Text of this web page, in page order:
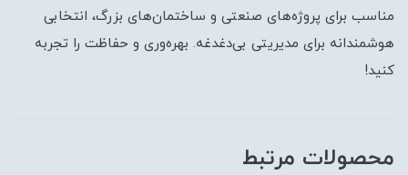
مناسب برای پروژه‌های صنعتی و ساختمان‌های بزرگ، انتخابی
هوشمندانه برای مدیریتی بی‌دغدغه. بهره‌وری و حفاظت را تجربه
کنید!
محصولات مرتبط